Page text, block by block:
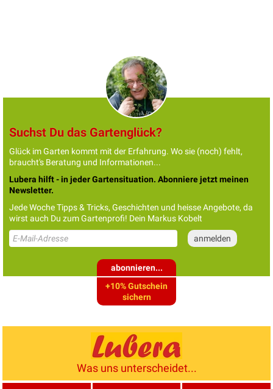
Suchst Du das Gartenglück?
Glück im Garten kommt mit der Erfahrung. Wo sie (noch) fehlt,
braucht's Beratung und Informationen...
Lubera hilft - in jeder Gartensituation. Abonniere jetzt meinen
Newsletter.
Jede Woche Tipps & Tricks, Geschichten und heisse Angebote, da
wirst auch Du zum Gartenprofi! Dein Markus Kobelt
abonnieren...
+10% Gutschein
sichern
Was uns unterscheidet...